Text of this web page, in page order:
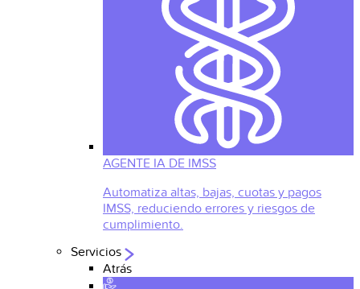
AGENTE IA DE IMSS
Automatiza altas, bajas, cuotas y pagos
IMSS, reduciendo errores y riesgos de
cumplimiento.
Servicios
Atrás